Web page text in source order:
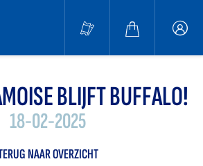
BLIJFT BUFFALO!
18-02-2025
NAAR OVERZICHT